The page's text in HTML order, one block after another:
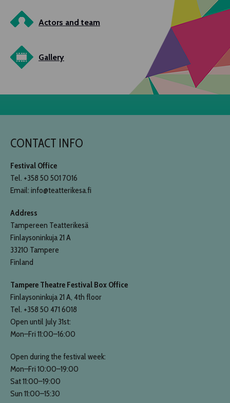
Actors and team
Gallery
CONTACT INFO
Festival Office
Tel. +358 50 501 7016
Email: info@teatterikesa.fi
Address
Tampereen Teatterikesä
Finlaysoninkuja 21 A
33210 Tampere
Finland
Tampere Theatre Festival Box Office
Finlaysoninkuja 21 A, 4th floor
Tel. +358 50 471 6018
Open until July 31st:
Mon–Fri 11:00–16:00
Open during the festival week:
Mon–Fri 10:00–19:00
Sat 11:00–19:00
Sun 11:00–15:30